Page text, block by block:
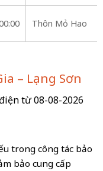
Thôn Mỏ Hao
– Lạng Sơn
từ 08-08-2026
trong công tác bảo
bảo cung cấp